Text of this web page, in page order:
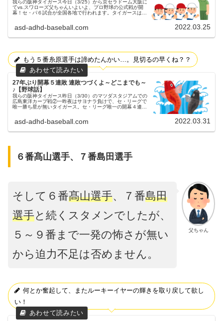
我らの阪神タイガース今日（3/25）から京セラドーム大阪に
てvs.スワローズ父ちゃんいよいよ、プロ野球の公式戦が開
幕！セ・パ６試合が全国各地で行われます。タイガースは、
asd-adhd-baseball.com 2022.03.25
もう５番糸原選手は諦めたんかい…。見切るの早くね？？
27年ぶり開幕５連敗 連敗つづくよ～どこまでも～
♪【野球話】
我らの阪神タイガース昨日（3/30）のマツダスタジアムでの
広島東洋カープ戦②一昨夜はサヨナラ負けで、セ・リーグで
唯一勝ち星が無いタイガース。セ・リーグ唯一の開幕４連敗
asd-adhd-baseball.com 2022.03.31
６番髙山選手、７番島田選手
父ちゃん
そして６番髙山選手、７番島田
選手と続くスタメンでしたが、
５～９番まで一発の怖さが無い
から迫力不足は否めません。
何とか奮起して、またルーキーイヤーの輝きを取り戻して欲し
い！